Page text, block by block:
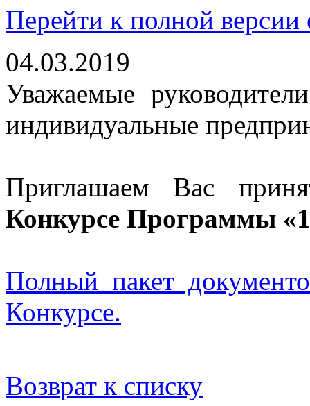
Перейти к полной версии
04.03.2019
Уважаемые
индивидуальные
Приглашаем Вас
Конкурсе Программы
Полный пакет
Конкурсе.
Возврат к списку